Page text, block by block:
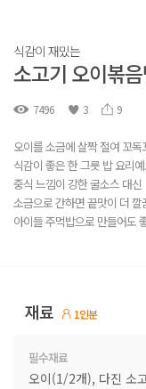
식감이 재밌는
소고기 오이볶
7496 3 9
오이를 소금에 살짝 절여 꼬독
식감이 좋은 한 그릇 밥 요리
중식 느낌이 강한 굴소스 대신
소금으로 간하면 끝맛이 더 깔
아이들 주먹밥으로 만들어도
재료 1인분
필수재료
오이(1/2개), 다진 소